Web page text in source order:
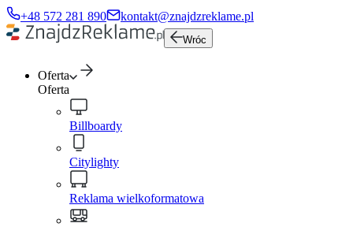
+48 572 281 890 kontakt@znajdzreklame.pl
Wróc
Oferta
Oferta
Billboardy
Citylighty
Reklama wielkoformatowa